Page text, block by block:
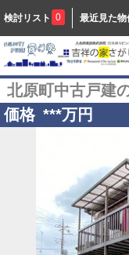
検討リスト 0 最近見た物
北原町中古戸建
価格 ***万円